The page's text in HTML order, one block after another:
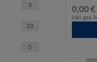
3
22
5
0,00 €
inkl. ges.